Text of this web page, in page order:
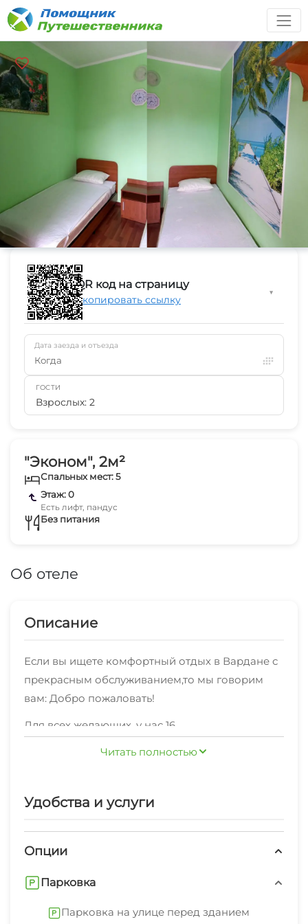
"Эконом", 2м²
Спальных мест: 5
Этаж: 0
Есть лифт, пандус
Без питания
Об отеле
Описание
Если вы ищете комфортный отдых в Вардане с
прекрасным обслуживанием,то мы говорим
вам: Добро пожаловать!
Для всех желающих, у нас 16
магазины.
Стабильное Wi-Fi соединение в каждом уголке.
Мы рады предоставить также: экскурсионные
услуги, стиральная машина, гладильные
радостью предоставят вам полезную
Читать полностью
Удобства и услуги
Опции
Парковка
Парковка на улице перед зданием
QR код на страницу
Скопировать ссылку
▼
Дата заезда и отъезда
Когда
ГОСТИ
Взрослых: 2